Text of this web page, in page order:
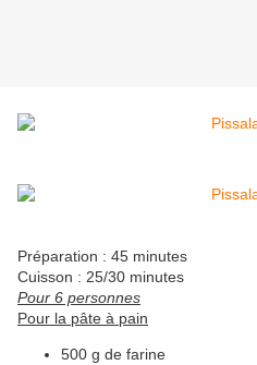
Préparation : 45 minutes
Cuisson : 25/30 minutes
Pour 6 personnes
Pour la pâte à pain
500 g de farine